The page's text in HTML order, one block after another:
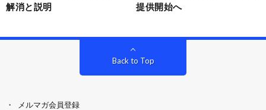
解消と説明
提供開始へ
Back to Top
メルマガ会員登録